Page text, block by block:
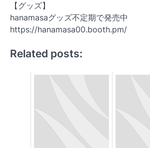
【グッズ】
hanamasaグッズ不定期で発売中
https://hanamasa00.booth.pm/
Related posts: